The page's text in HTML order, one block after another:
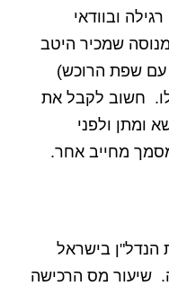
ובוודאי
מנוסה שמכיר היטב
עם שפת הרוכש)
חשוב לקבל את
ומתן ולפני
מחייב אחר.
בישראל
שיעור מס הרכישה